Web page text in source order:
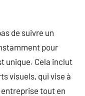
de suivre un
pour
unique. Cela inclut
visuels, qui vise à
tout en